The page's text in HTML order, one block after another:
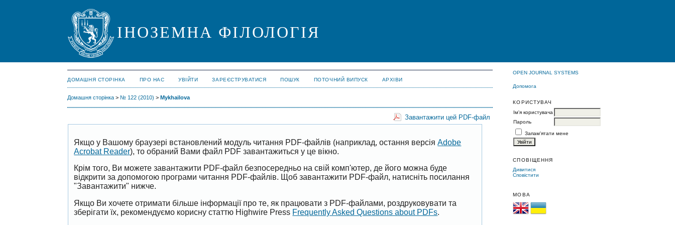
ІНОЗЕМНА ФІЛОЛОГІЯ
OPEN JOURNAL SYSTEMS
Допомога
КОРИСТУВАЧ
Ім'я користувача
Пароль
Запам'ятати мене
СПОВІЩЕННЯ
Дивитися
Сповістити
МОВА
ДОМАШНЯ СТОРІНКА ПРО НАС УВІЙТИ ЗАРЕЄСТРУВАТИСЯ ПОШУК ПОТОЧНИЙ ВИПУСК АРХІВИ
Домашня сторінка > № 122 (2010) >Mykhailova
Завантажити цей PDF-файл
Якщо у Вашому браузері встановлений модуль читання PDF-файлів (наприклад, остання версіяAdobe
Acrobat Reader), то обраний Вами файл PDF завантажиться у це вікно.
Крім того, Ви можете завантажити PDF-файл безпосередньо на свій комп'ютер, де його можна буде
відкрити за допомогою програми читання PDF-файлів. Щоб завантажити PDF-файл, натисніть посилання
"Завантажити" нижче.
Якщо Ви хочете отримати більше інформації про те, як працювати з PDF-файлами, роздруковувати та
зберігати їх, рекомендуємо корисну статтю Highwire Press Frequently Asked Questions about PDFs.